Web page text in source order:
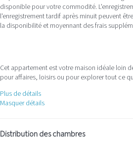
disponible pour votre commodité.
l'enregistrement tardif après minuit peuvent
la disponibilité et moyennant des frais
Cet appartement est votre maison idéale loin
pour affaires, loisirs ou pour explorer tout ce
Plus de détails
Masquer détails
Distribution des chambres